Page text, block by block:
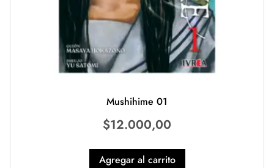
Mushihime 01
$12.000,00
Agregar al carrito